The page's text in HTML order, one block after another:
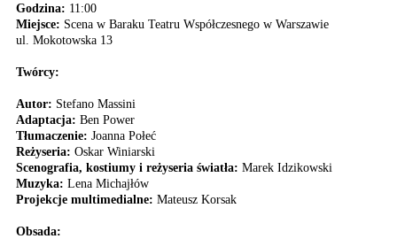
Godzina: 11:00
Miejsce: Scena w Baraku Teatru Współczesnego w Warszawie
ul. Mokotowska 13
Twórcy:
Autor: Stefano Massini
Adaptacja: Ben Power
Tłumaczenie: Joanna Połeć
Reżyseria: Oskar Winiarski
Scenografia, kostiumy i reżyseria światła: Marek Idzikowski
Muzyka: Lena Michajłów
Projekcje multimedialne: Mateusz Korsak
Obsada: